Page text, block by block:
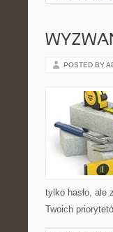
POSTED BY
tylko hasło, ale
Twoich